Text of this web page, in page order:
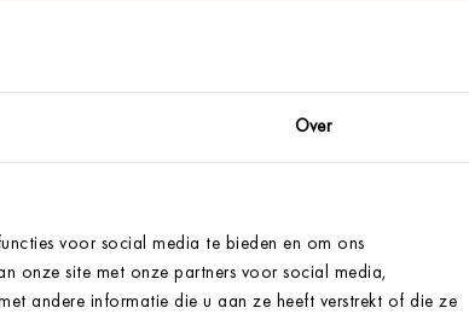
Over
voor social media te bieden en om ons
onze site met onze partners voor social media,
andere informatie die u aan ze heeft verstrekt of die ze